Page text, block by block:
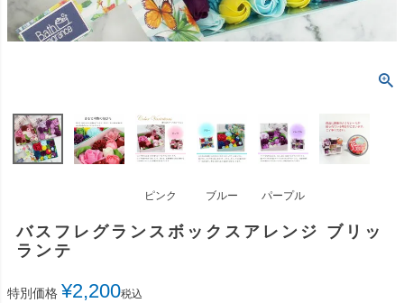
ピンク ブルー パープル
バスフレグランスボックスアレンジ ブリッ
ランテ
特別価格 ¥2,200税込